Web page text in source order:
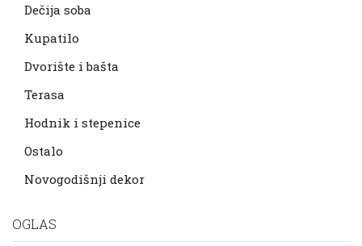
Dečija soba
Kupatilo
Dvorište i bašta
Terasa
Hodnik i stepenice
Ostalo
Novogodišnji dekor
OGLAS